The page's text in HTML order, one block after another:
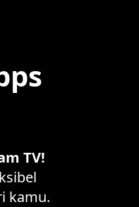
TV!
kamu.